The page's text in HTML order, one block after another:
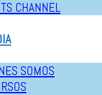
CHANNEL
SOMOS